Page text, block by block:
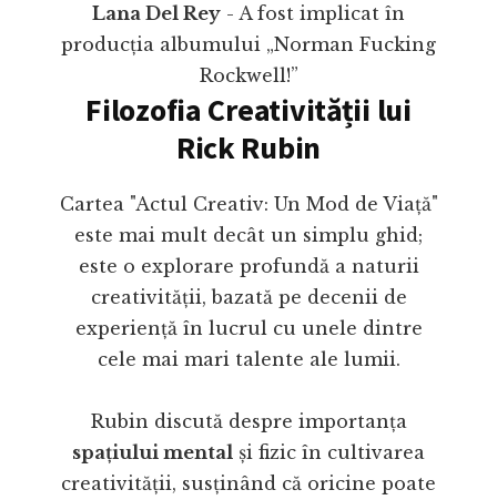
Lana Del Rey - A fost implicat în
producția albumului „Norman Fucking
Rockwell!”
Filozofia Creativității lui
Rick Rubin
Cartea "Actul Creativ: Un Mod de Viață"
este mai mult decât un simplu ghid;
este o explorare profundă a naturii
creativității, bazată pe decenii de
experiență în lucrul cu unele dintre
cele mai mari talente ale lumii.
Rubin discută despre importanța
spațiului mental și fizic în cultivarea
creativității, susținând că oricine poate